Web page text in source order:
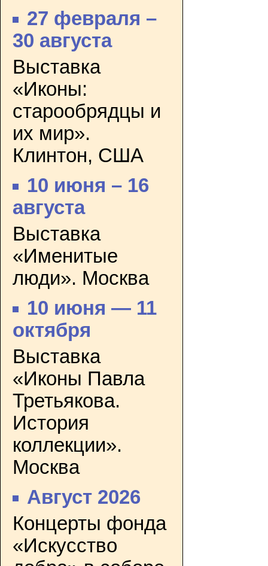
27 февраля –
30 августа
Выставка
«Иконы:
старообрядцы и
их мир».
Клинтон, США
10 июня – 16
августа
Выставка
«Именитые
люди». Москва
10 июня — 11
октября
Выставка
«Иконы Павла
Третьякова.
История
коллекции».
Москва
Август 2026
Концерты фонда
«Искусство